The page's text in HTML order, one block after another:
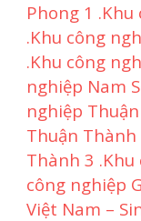
Phong 1
.Khu công
.Khu công
nghiệp Nam
nghiệp
Thuận Thành
Thành 3
công nghiệp
Việt Nam –